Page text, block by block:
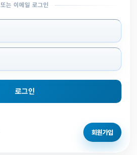
또는 이메일 로그인
로그인
회원가입